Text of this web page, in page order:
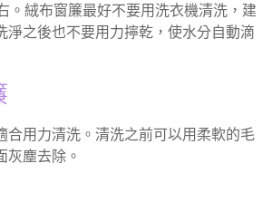
。絨布窗簾最好不要用洗衣機清洗，建
淨之後也不要用力擰乾，使水分自動滴
合用力清洗。清洗之前可以用柔軟的毛
灰塵去除。